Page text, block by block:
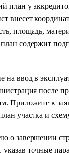
план у
внесет
площадь,
план содержит
на ввод в
после
Приложите к
участка и
о завершении
точные